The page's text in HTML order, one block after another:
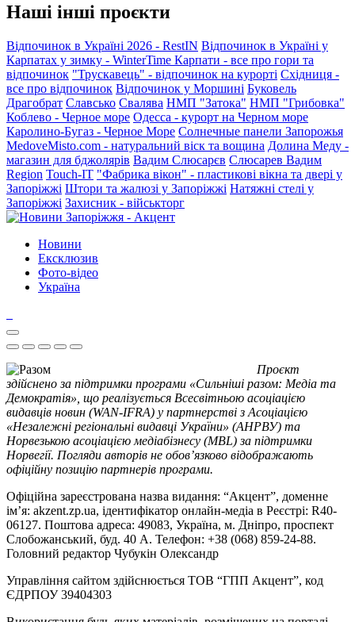
Наші інші проєкти
Відпочинок в Україні 2026 - RestIN Відпочинок в Україні у
Карпатах у зимку - WinterTime Карпати - все про гори та
відпочинок "Трускавець" - відпочинок на курорті Східниця -
все про відпочинок Відпочинок у Моршині Буковель
Драгобрат Славсько Свалява НМП "Затока" НМП "Грибовка"
Коблево - Черное море Одесса - курорт на Черном море
Каролино-Бугаз - Черное Море Солнечные панели Запорожья
MedoveMisto.com - натуральний віск та вощина Долина Меду -
магазин для бджолярів Вадим Слюсарєв Слюсарев Вадим
Region Touch-IT "Фабрика вікон" - пластикові вікна та двері у
Запоріжжі Штори та жалюзі у Запоріжжі Натяжні стелі у
Запоріжжі Захисник - військторг
Новини
Ексклюзив
Фото-відео
Україна
Проєкт
здійснено за підтримки програми «Сильніші разом: Медіа та
Демократія», що реалізується Всесвітньою асоціацією
видавців новин (WAN-IFRA) у партнерстві з Асоціацією
«Незалежні регіональні видавці України» (АНРВУ) та
Норвезькою асоціацією медіабізнесу (MBL) за підтримки
Норвегії. Погляди авторів не обов’язково відображають
офіційну позицію партнерів програми.
Офіційна зареєстрована назва видання: “Акцент”, доменне
ім’я: akzent.zp.ua, ідентифікатор онлайн-медіа в Реєстрі: R40-
06127. Поштова адреса: 49083, Україна, м. Дніпро, проспект
Слобожанський, буд. 40 А. Телефон: +38 (068) 859-24-88.
Головний редактор Чубукін Олександр
Управління сайтом здійснюється ТОВ “ГПП Акцент”, код
ЄДРПОУ 39404303